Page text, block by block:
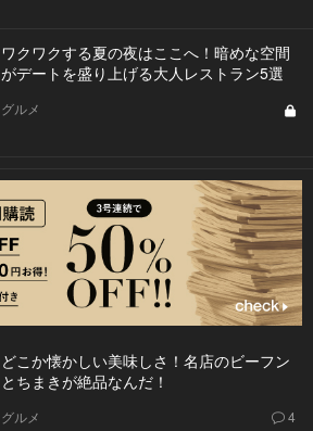
ワクワクする夏の夜はここへ！暗めな空間
がデートを盛り上げる大人レストラン5選
グルメ
どこか懐かしい美味しさ！名店のビーフン
とちまきが絶品なんだ！
グルメ 4